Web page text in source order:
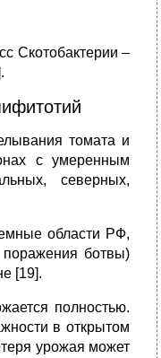
Скотобактерии –
томата и
с умеренным
северных,
области РФ,
ботвы)
[19].
полностью.
в открытом
урожая может